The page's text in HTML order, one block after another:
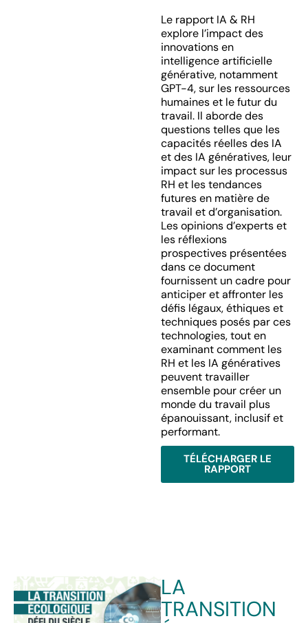
Le rapport IA & RH
explore l’impact des
innovations en
intelligence artificielle
générative, notamment
GPT-4, sur les ressources
humaines et le futur du
travail. Il aborde des
questions telles que les
capacités réelles des IA
et des IA génératives, leur
impact sur les processus
RH et les tendances
futures en matière de
travail et d’organisation.
Les opinions d’experts et
les réflexions
prospectives présentées
dans ce document
fournissent un cadre pour
anticiper et affronter les
défis légaux, éthiques et
techniques posés par ces
technologies, tout en
examinant comment les
RH et les IA génératives
peuvent travailler
ensemble pour créer un
monde du travail plus
épanouissant, inclusif et
performant.
TÉLÉCHARGER LE
RAPPORT
LA
TRANSITION